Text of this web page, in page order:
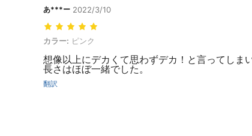
あ***ー 2022/3/10
カラー: ピンク
カラー: ピンク
想像以上にデカくて思わずデカ！と言ってしま
長さはほぼ一緒でした。
翻訳